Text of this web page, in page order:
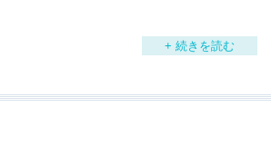
+ 続きを読む